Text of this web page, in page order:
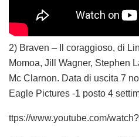
2) Braven – Il coraggioso, di
Momoa, Jill Wagner, Stephen
Mc Clarnon. Data di uscita 7
Eagle Pictures -1 posto 4
ttps://www.youtube.com/